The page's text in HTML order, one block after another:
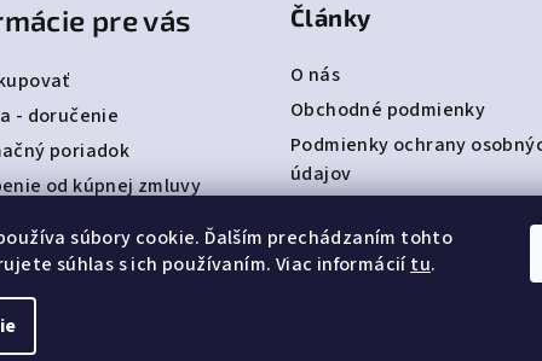
súbory cookie. Ďalším prechádzaním tohto
súhlas s ich používaním. Viac informáciítu.
pre vás
- doručenie
poriadok
od kúpnej zmluvy
Články
O nás
Obchodné podmienky
Podmienky ochrany
údajov